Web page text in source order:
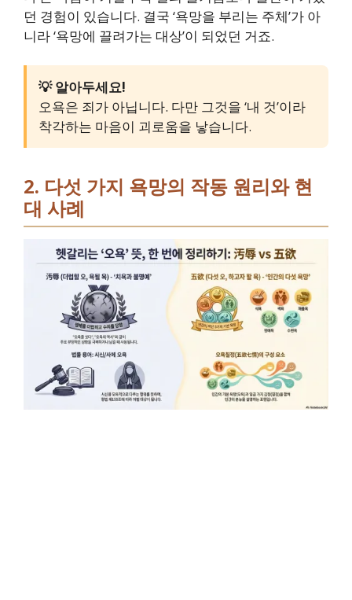
던 경험이 있습니다. 결국 ‘욕망을 부리는 주체’가 아
니라 ‘욕망에 끌려가는 대상’이 되었던 거죠.
💡 알아두세요!
오욕은 죄가 아닙니다. 다만 그것을 ‘내 것’이라
착각하는 마음이 괴로움을 낳습니다.
2. 다섯 가지 욕망의 작동 원리와 현
대 사례